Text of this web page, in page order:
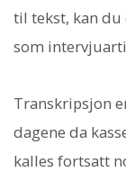
til tekst, kan
som
Transkripsjon
dagene da
kalles fortsatt